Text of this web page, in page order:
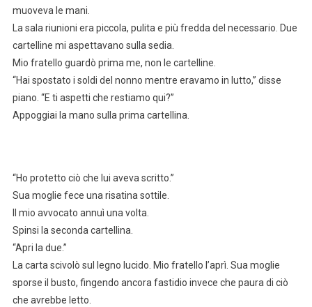
muoveva le mani.
La sala riunioni era piccola, pulita e più fredda del necessario. Due
cartelline mi aspettavano sulla sedia.
Mio fratello guardò prima me, non le cartelline.
“Hai spostato i soldi del nonno mentre eravamo in lutto,” disse
piano. “E ti aspetti che restiamo qui?”
Appoggiai la mano sulla prima cartellina.
“Ho protetto ciò che lui aveva scritto.”
Sua moglie fece una risatina sottile.
Il mio avvocato annuì una volta.
Spinsi la seconda cartellina.
“Apri la due.”
La carta scivolò sul legno lucido. Mio fratello l’aprì. Sua moglie
sporse il busto, fingendo ancora fastidio invece che paura di ciò
che avrebbe letto.